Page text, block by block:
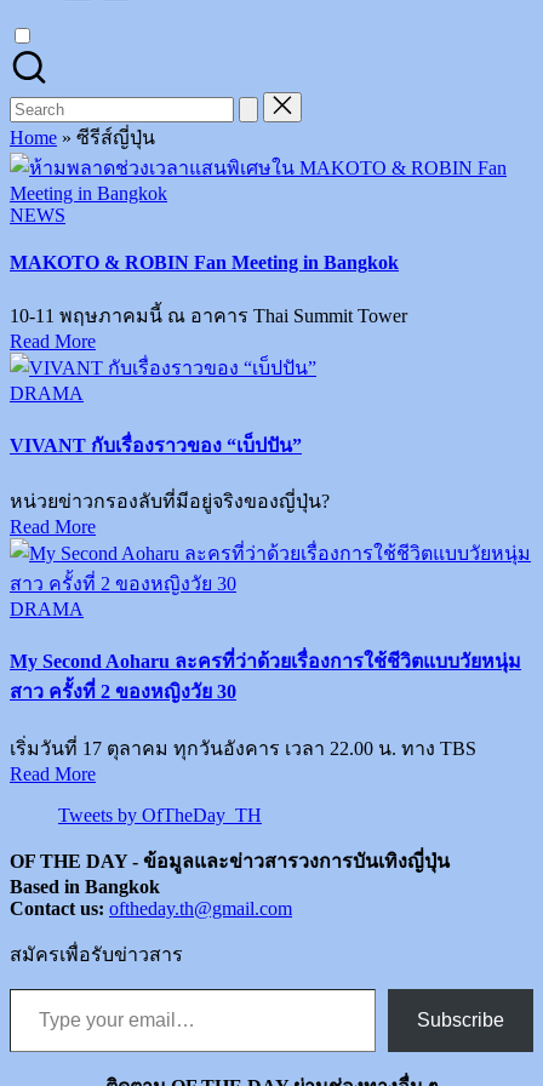
Search
for:
Home » ซีรีส์ญี่ปุ่น
Posted
NEWS
MAKOTO & ROBIN Fan Meeting in Bangkok
10-11 พฤษภาคมนี้ ณ อาคาร Thai Summit Tower
Read More
Posted
DRAMA
VIVANT กับเรื่องราวของ “เบ็ปปัน”
หน่วยข่าวกรองลับที่มีอยู่จริงของญี่ปุ่น?
Read More
Posted
DRAMA
My Second Aoharu ละครที่ว่าด้วยเรื่องการใช้ชีวิตแบบวัยหนุ่ม
สาว ครั้งที่ 2 ของหญิงวัย 30
เริ่มวันที่ 17 ตุลาคม ทุกวันอังคาร เวลา 22.00 น. ทาง TBS
Read More
Tweets by OfTheDay_TH
OF THE DAY - ข้อมูลและข่าวสารวงการบันเทิงญี่ปุ่น
Based in Bangkok
Contact us: oftheday.th@gmail.com
สมัครเพื่อรับข่าวสาร
Type your email…
Subscribe